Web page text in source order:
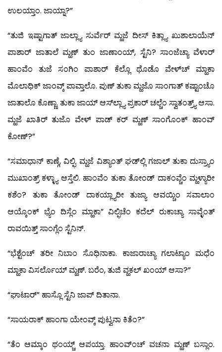
ಉಲಯ್ತಾಂ. ಜಾಯ್ನಾ?”
“ತುಜಿ ಇಷ್ಟಾಗಾತ್ ಜಾಲ್ಲ್ಯಾ ಸುರ್ವೆರ್ ಮ್ಹಜೆ ದೀಸ್ ಕಿತ್ಲ್ಯಾ ಖುಶಾಲಾಯೆನ್
ಪಾಶಾರ್ ಜಾತಾಲೆ ಮ್ಹಣ್ ತುಂ ಜಾಣಾಂಯ್, ಸ್ಟೆನಿ? ಸಾಂಜೆಚ್ಯಾ ವೆಳಾರ್
ಹಾಂವೆಂ ತುಜೆ ಸಂಗಿಂ ಪಾಶಾರ್ ಕೆಲ್ಲೊ ಥೊಡೊ ವೇಳ್‍ಚ್ ಮ್ಹಾಕಾ
ಮೊಲಾಧಿಕ್ ಜಾಂವ್ಕ್ ಪಾವ್ತಾಲೊ. ಪುಣ್ ತುಕಾ ಮ್ಹಜೊ ಸಾಂಗಾತ್ ಕಷ್ಟಾಂಚೊ
ಜಾತಾಲೊ ಕೊಣ್ಣಾ. ತುಕಾ ಜಾಯ್ ಆಸ್‍ಲ್ಲ್ಯಾ ಪ್ರಕಾರ್ ಚಲ್ಚೆಂ ಸ್ವಾತಂತ್ರ್ಯ್ ಆಸಾ.
ಮ್ಹಜೆ ಖಾತಿರ್ ತುಜೊ ವೇಳ್ ಪಾಡ್ ಕರ್ ಮ್ಹಣ್ ಸಾಂಗೊಂಕ್ ಹಾಂವ್
ಕೋಣ್?”
“ಸಮಾಧಾನ್ ಕಾಣ್ಗೆ, ವಿಲ್ಫಿ. ಮ್ಹಜೆ ವಿಶ್ಯಾಂತ್ ಘಡ್‍ಲ್ಲಿ ಗಜಾಲ್ ತುಕಾ ದುಸ್ರ್ಯಾಂ
ಮುಖಾಂತ್ರ್ ಕಳ್ಳ್ಯಾ ಆಸ್ತೆಲಿ. ಹಾಂವೆಂ ತುಕಾ ತೋಂಡ್ ದಾಕಂವ್ಚೆಂ ಮ್ಹಳ್ಯಾರೀ
ಕಶೆಂ? ತುಕಾ ತೋಂಡ್ ದಾಕಯ್ಲ್ಯಾರೀ ತುಜ್ಯಾ ಆವಯ್ಚಿಂ ಸವಾಲಾಂ
ಆಯ್ಕೊಂಕ್ ಭ್ಯೆಂ ದಿಸ್ಲೆಂ ಮ್ಹಾಕಾ” ವಿಲ್ಫಿಚೆಂ ಕದೆಲ್ ರುಕಾಚ್ಯಾ ಸಾವ್ಳೆಂತ್
ರಾವಯಿತ್ತ್ ಸಾಂಗ್ಲೆಂ ಸ್ಟೆನಿನ್.
“ಭೆಶ್ಟೆಂಚ್ ತರೀ ನಿಬಾಂ ಸೊಧಿನಾಕಾ. ಕಾಜಾರಾಚ್ಯಾ ಗಲಾಟ್ಯಾಂ ಮಧೆಂ
ಮ್ಹಾಕಾ ವಿಸರ್ಲೊಯ್ ಮ್ಹಣ್. ಬರೆಂ, ತುಜಿ ವ್ಹಕಲ್ ಖಂಯ್ ಆಸಾ?”
“ಘಾಟಾರ್” ಹಾಸ್ಲೊ ಸ್ಟೆನಿ ಜಾಪ್ ದಿತಾನಾ.
“ಸಾಯರಾಕ್ ಹಾಂಗಾ ಯೇಂವ್ಕ್ ಪುಟ್ವನಾ ಕಿತೆಂ?”
“ತೆಂ ಆಮ್ಕಾಂ ಥಂಯ್ಚ್ ಆಪಯ್ತಾ. ಹಾಂವ್‍ಂಚ್ ವಚನಾ ಮ್ಹಣ್ ಬಸ್ಲಾಂ.